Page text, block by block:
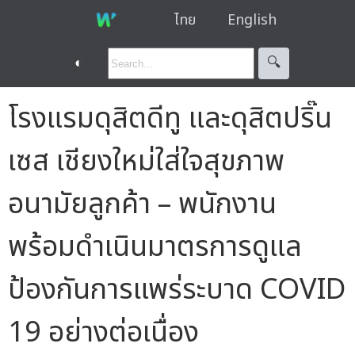
ไทย English
◐ 🔍︎
โรงแรมดุสิตดีทู และดุสิตปริ๊น
เซส เชียงใหม่ใส่ใจสุขภาพ
อนามัยลูกค้า – พนักงาน
พร้อมดำเนินมาตรการดูแล
ป้องกันการแพร่ระบาด COVID
19 อย่างต่อเนื่อง